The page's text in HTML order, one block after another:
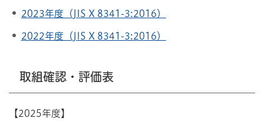
2023年度（JIS X 8341-3:2016）
2022年度（JIS X 8341-3:2016）
取組確認・評価表
【2025年度】